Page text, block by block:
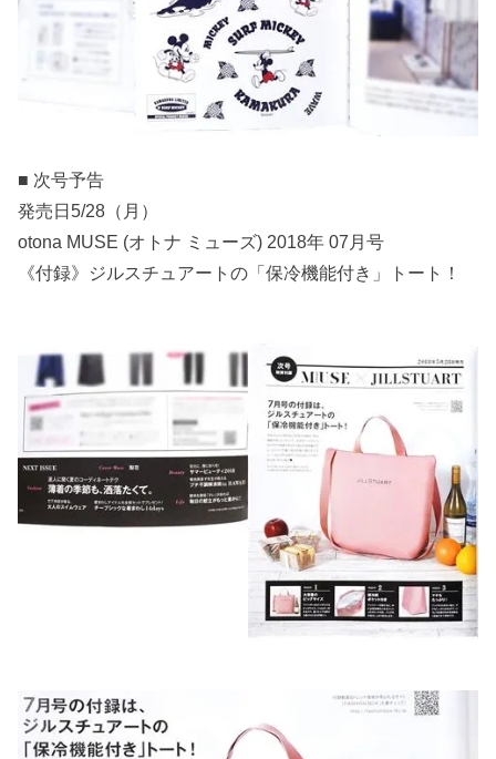
■ 次号予告
発売日5/28（月）
otona MUSE (オトナ ミューズ) 2018年 07月号
《付録》ジルスチュアートの「保冷機能付き」トート！